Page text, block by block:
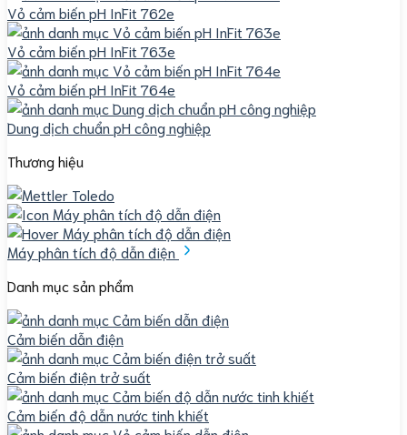
Vỏ cảm biến pH InFit 762e
Vỏ cảm biến pH InFit 763e
Vỏ cảm biến pH InFit 764e
Dung dịch chuẩn pH công nghiệp
Thương hiệu
Máy phân tích độ dẫn điện
Danh mục sản phẩm
Cảm biến dẫn điện
Cảm biến điện trở suất
Cảm biến độ dẫn nước tinh khiết